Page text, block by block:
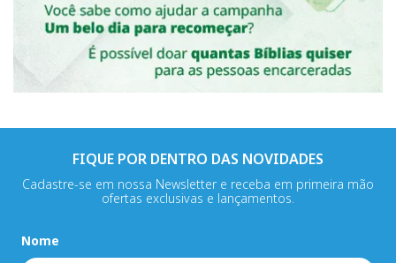
FIQUE POR DENTRO DAS NOVIDADES
Cadastre-se em nossa Newsletter e receba em primeira mão
ofertas exclusivas e lançamentos.
Nome